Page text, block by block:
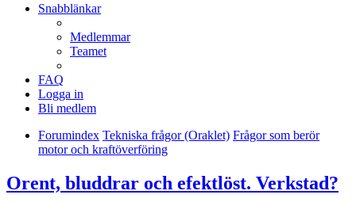
Snabblänkar
Medlemmar
Teamet
FAQ
Logga in
Bli medlem
Forumindex Tekniska frågor (Oraklet) Frågor som berör
motor och kraftöverföring
Orent, bluddrar och efektlöst. Verkstad?